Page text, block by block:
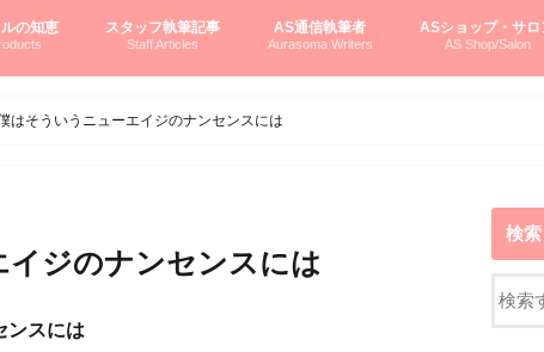
の知恵 スタッフ執筆記事
Staff Articles
AS通信執筆者
Aurasoma Writers
ASショップ・サロ
AS Shop/Salon
はそういうニューエイジのナンセンスには
ジのナンセンスには
ンスには
検索